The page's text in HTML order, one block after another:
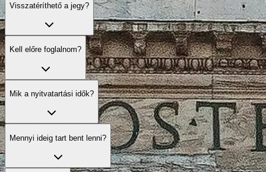
Visszatéríthető a jegy?
Kell előre foglalnom?
Mik a nyitvatartási idők?
Mennyi ideig tart bent lenni?